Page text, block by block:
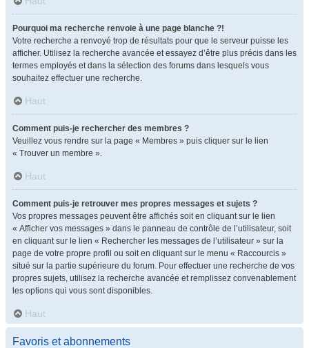
Pourquoi ma recherche renvoie à une page blanche ?!
Votre recherche a renvoyé trop de résultats pour que le serveur puisse les
afficher. Utilisez la recherche avancée et essayez d’être plus précis dans les
termes employés et dans la sélection des forums dans lesquels vous
souhaitez effectuer une recherche.
Haut
Comment puis-je rechercher des membres ?
Veuillez vous rendre sur la page « Membres » puis cliquer sur le lien
« Trouver un membre ».
Haut
Comment puis-je retrouver mes propres messages et sujets ?
Vos propres messages peuvent être affichés soit en cliquant sur le lien
« Afficher vos messages » dans le panneau de contrôle de l’utilisateur, soit
en cliquant sur le lien « Rechercher les messages de l’utilisateur » sur la
page de votre propre profil ou soit en cliquant sur le menu « Raccourcis »
situé sur la partie supérieure du forum. Pour effectuer une recherche de vos
propres sujets, utilisez la recherche avancée et remplissez convenablement
les options qui vous sont disponibles.
Haut
Favoris et abonnements